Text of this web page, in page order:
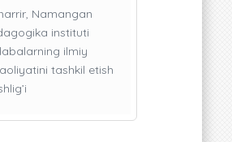
Namangan
instituti
ilmiy
tashkil etish